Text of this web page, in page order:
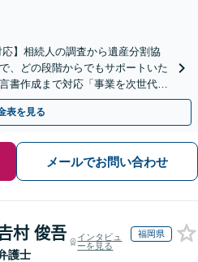
】相続人の調査から遺産分割協
、どの段階からでもサポートいた
書作成まで対応「事業を次世代に
」【完全個室相談】
表を見る
メールでお問い合わせ
村 俊吾
護士
インタビュ
ーを見る
福岡県